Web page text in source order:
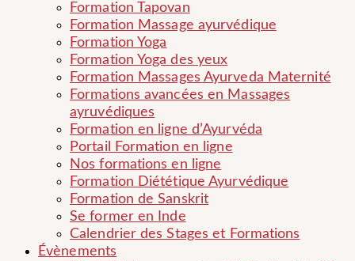
Formation Tapovan
Formation Massage ayurvédique
Formation Yoga
Formation Yoga des yeux
Formation Massages Ayurveda Maternité
Formations avancées en Massages
ayruvédiques
Formation en ligne d’Ayurvéda
Portail Formation en ligne
Nos formations en ligne
Formation Diététique Ayurvédique
Formation de Sanskrit
Se former en Inde
Calendrier des Stages et Formations
Évènements